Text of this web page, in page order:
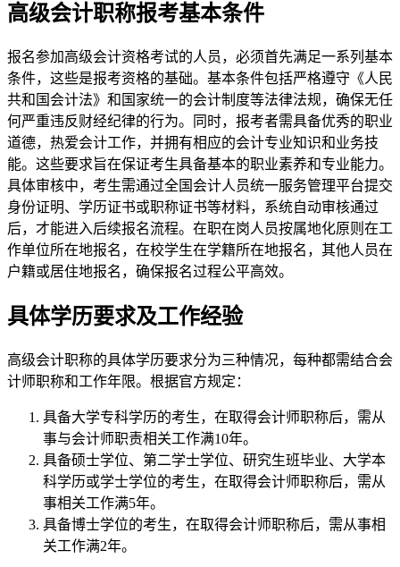
高级会计职称报考基本条件
报名参加高级会计资格考试的人员，必须首先满足一系列基本
条件，这些是报考资格的基础。基本条件包括严格遵守《人民
共和国会计法》和国家统一的会计制度等法律法规，确保无任
何严重违反财经纪律的行为。同时，报考者需具备优秀的职业
道德，热爱会计工作，并拥有相应的会计专业知识和业务技
能。这些要求旨在保证考生具备基本的职业素养和专业能力。
具体审核中，考生需通过全国会计人员统一服务管理平台提交
身份证明、学历证书或职称证书等材料，系统自动审核通过
后，才能进入后续报名流程。在职在岗人员按属地化原则在工
作单位所在地报名，在校学生在学籍所在地报名，其他人员在
户籍或居住地报名，确保报名过程公平高效。
具体学历要求及工作经验
高级会计职称的具体学历要求分为三种情况，每种都需结合会
计师职称和工作年限。根据官方规定：
具备大学专科学历的考生，在取得会计师职称后，需从
事与会计师职责相关工作满10年。
具备硕士学位、第二学士学位、研究生班毕业、大学本
科学历或学士学位的考生，在取得会计师职称后，需从
事相关工作满5年。
具备博士学位的考生，在取得会计师职称后，需从事相
关工作满2年。